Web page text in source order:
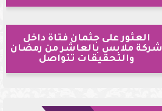
العثور على جثمان فتاة داخل
شركة ملابس بالعاشر من رمضان
والتحقيقات تتواصل